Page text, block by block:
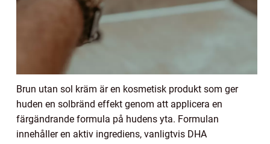
Brun utan sol kräm är en kosmetisk produkt som ger
huden en solbränd effekt genom att applicera en
färgändrande formula på hudens yta. Formulan
innehåller en aktiv ingrediens, vanligtvis DHA